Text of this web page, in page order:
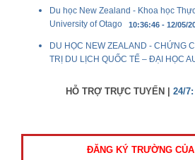
Du học New Zealand - Khoa học
University of Otago 10:36:46 - 12/05/
DU HỌC NEW ZEALAND - CHỨNG
TRỊ DU LỊCH QUỐC TẾ – ĐẠI HỌC
HỖ TRỢ TRỰC TUYẾN | 24/7:
ĐĂNG KÝ TRƯỜNG